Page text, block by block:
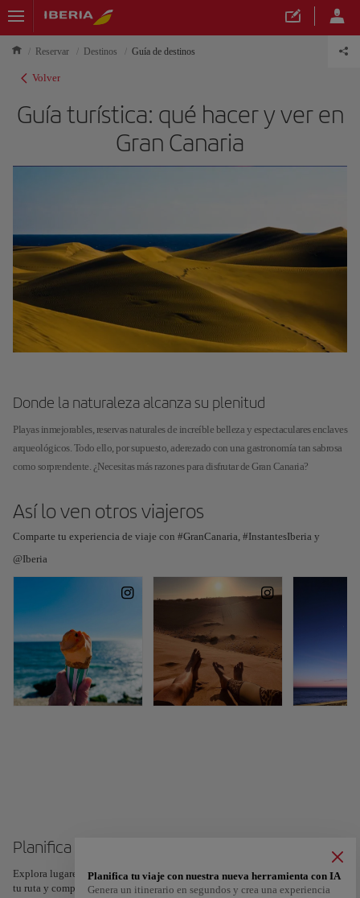
Reservar Destinos Guía de destinos
Volver
Guía turística: qué hacer y ver en
Gran Canaria
Donde la naturaleza alcanza su plenitud
Playas inmejorables, reservas naturales de increíble belleza y espectaculares enclaves
arqueológicos. Todo ello, por supuesto, aderezado con una gastronomía tan sabrosa
como sorprendente. ¿Necesitas más razones para disfrutar de Gran Canaria?
Así lo ven otros viajeros
Comparte tu experiencia de viaje con #GranCanaria, #InstantesIberia y
@Iberia
Planifica tu viaje a Gran Canaria
Explora lugares, experiencias y marca con el corazón tus favoritos para crear
tu ruta y compartirla. ¿Quieres más ideas? Obtén un itinerario personalizado
Planifica tu viaje con nuestra nueva herramienta con IA
Genera un itinerario en segundos y crea una experiencia